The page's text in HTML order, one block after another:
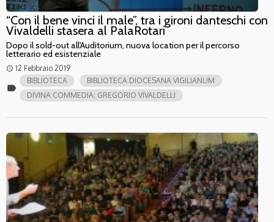
“Con il bene vinci il male”, tra i gironi danteschi con
Vivaldelli stasera al PalaRotari
Dopo il sold-out all'Auditorium, nuova location per il percorso
letterario ed esistenziale
access_time 12 Febbraio 2019
label
BIBLIOTECA
BIBLIOTECA DIOCESANA VIGILIANUM
DIVINA COMMEDIA; GREGORIO VIVALDELLI